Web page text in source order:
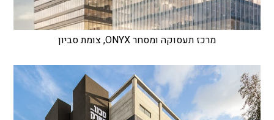
מרכז תעסוקה ומסחר ONYX, צומת סביון